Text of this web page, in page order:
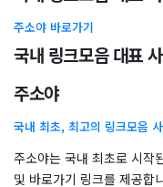
주소야 바로가기
국내 링크모음 대표
주소야
국내 최초, 최고의 링크모음
주소야는 국내 최초로 시작
및 바로가기 링크를 제공합